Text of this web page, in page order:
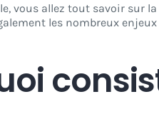
vous allez tout savoir sur
les nombreux